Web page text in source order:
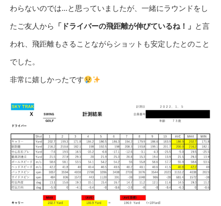
わらないのでは…と思っていましたが、一緒にラウンドをし
たご友人から 「ドライバーの飛距離が伸びているね！」 と言
われ、飛距離もさることながらショットも安定したとのこと
でした。
非常に嬉しかったです